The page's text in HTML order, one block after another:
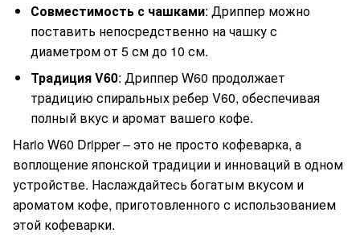
Совместимость с чашками: Дриппер можно
поставить непосредственно на чашку с
диаметром от 5 см до 10 см.
Традиция V60: Дриппер W60 продолжает
традицию спиральных ребер V60, обеспечивая
полный вкус и аромат вашего кофе.
Hario W60 Dripper – это не просто кофеварка, а
воплощение японской традиции и инноваций в одном
устройстве. Наслаждайтесь богатым вкусом и
ароматом кофе, приготовленного с использованием
этой кофеварки.